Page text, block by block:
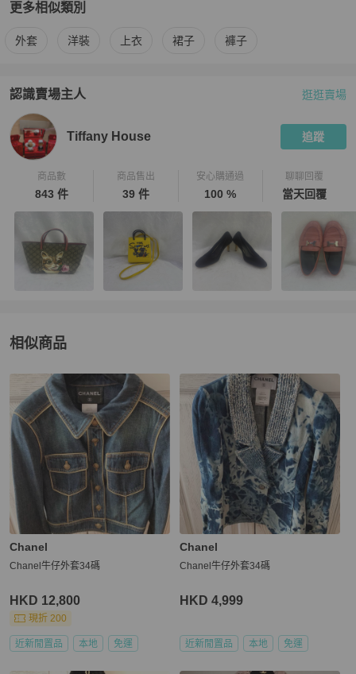
更多相似類別
更多 Chanel 女裝 相似商品推薦
外套 洋裝 上衣 裙子 褲子
認識賣場主人
PopChill 拍拍圈嚴選賣家
逛逛賣場
Tiffany House 追蹤
商品數
843 件
商品售出
39 件
安心購通過
100 %
聊聊回覆
當天回覆
相似商品
更多相似Chanel女裝推薦精品
Chanel
Chanel牛仔外套34碼
HKD 12,800
現折 200
近新閒置品 本地 免運
Chanel
Chanel牛仔外套34碼
HKD 4,999
近新閒置品 本地 免運